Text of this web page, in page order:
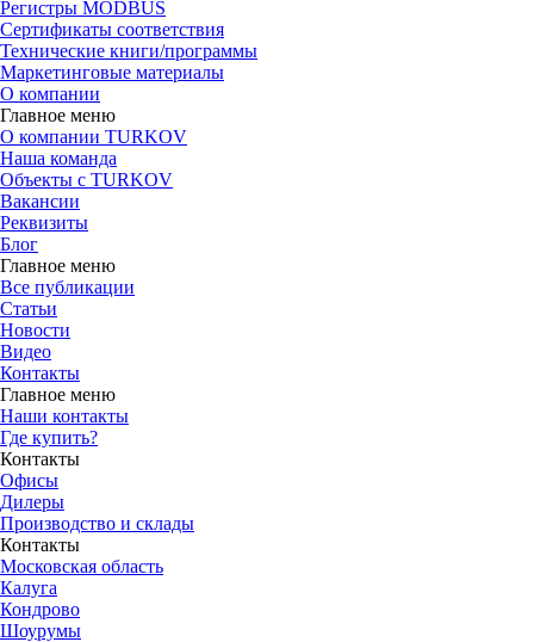
Регистры MODBUS
Сертификаты соответствия
Технические книги/программы
Маркетинговые материалы
О компании
Главное меню
О компании TURKOV
Наша команда
Объекты с TURKOV
Вакансии
Реквизиты
Блог
Главное меню
Все публикации
Статьи
Новости
Видео
Контакты
Главное меню
Наши контакты
Где купить?
Контакты
Офисы
Дилеры
Производство и склады
Контакты
Московская область
Калуга
Кондрово
Шоурумы